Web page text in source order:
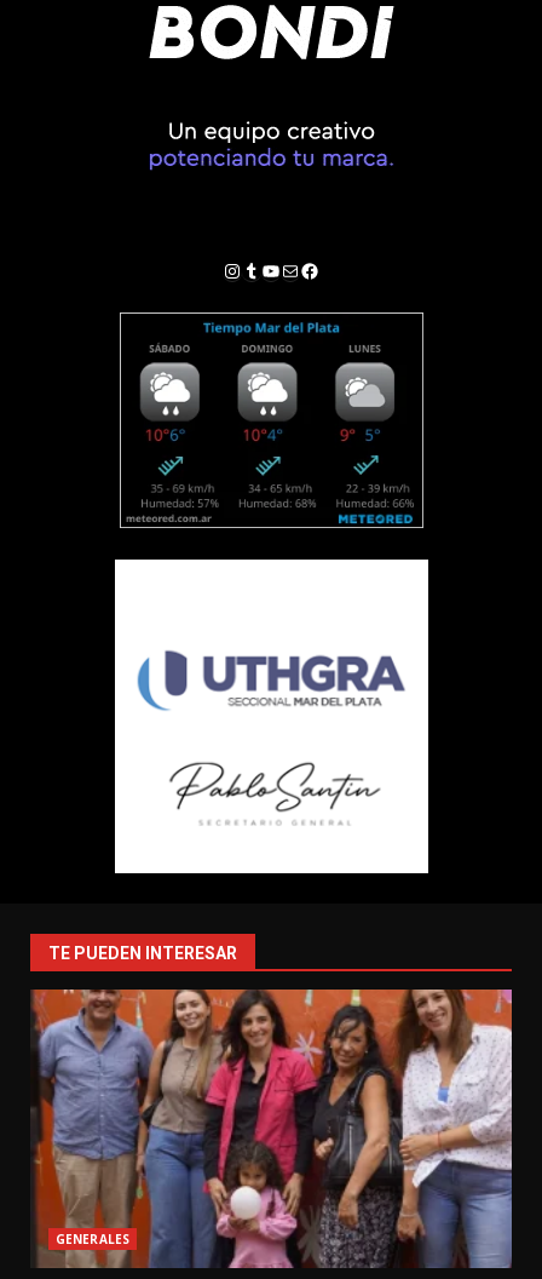
Instagram
Tumblr
YouTube
Correo electrónico
Facebook
TE PUEDEN INTERESAR
GENERALES